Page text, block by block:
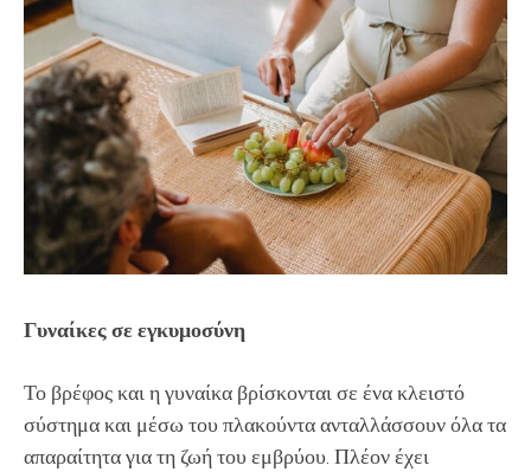
Γυναίκες σε εγκυμοσύνη
Το βρέφος και η γυναίκα βρίσκονται σε ένα κλειστό
σύστημα και μέσω του πλακούντα ανταλλάσσουν όλα τα
απαραίτητα για τη ζωή του εμβρύου. Πλέον έχει